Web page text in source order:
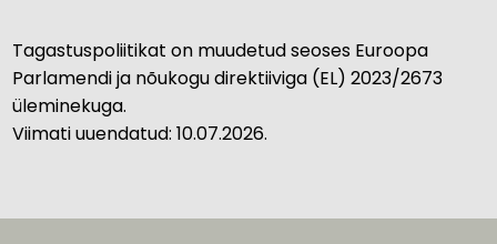
Tagastuspoliitikat on muudetud seoses Euroopa
Parlamendi ja nõukogu direktiiviga (EL) 2023/2673
üleminekuga.
Viimati uuendatud: 10.07.2026.